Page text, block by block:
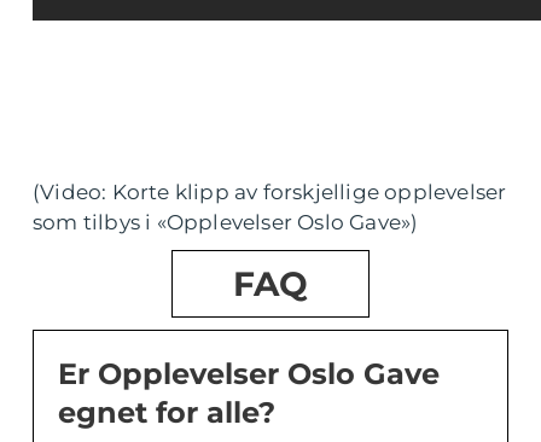
(Video: Korte klipp av forskjellige opplevelser
som tilbys i «Opplevelser Oslo Gave»)
FAQ
Er Opplevelser Oslo Gave
egnet for alle?